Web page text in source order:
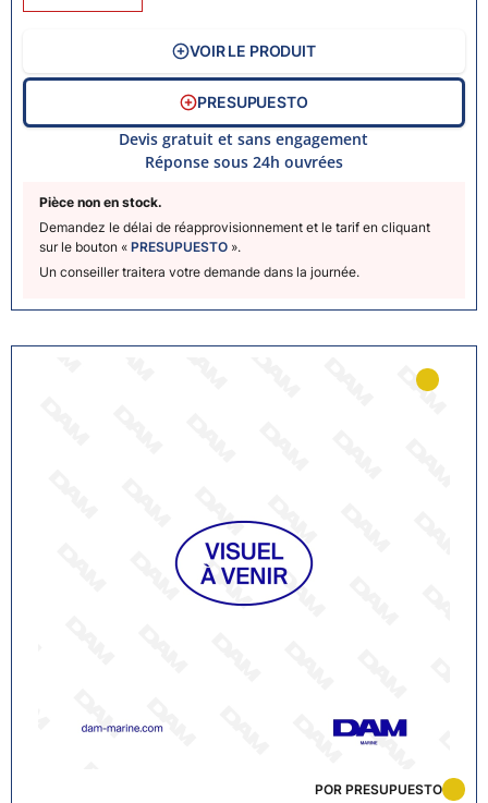
Pièce non en stock.
Demandez le délai de réapprovisionnement et le tarif en cliquant
sur le bouton « PRESUPUESTO ».
Un conseiller traitera votre demande dans la journée.
VOIR LE PRODUIT
PRESUPUESTO
Devis gratuit et sans engagement
Réponse sous 24h ouvrées
POR PRESUPUESTO